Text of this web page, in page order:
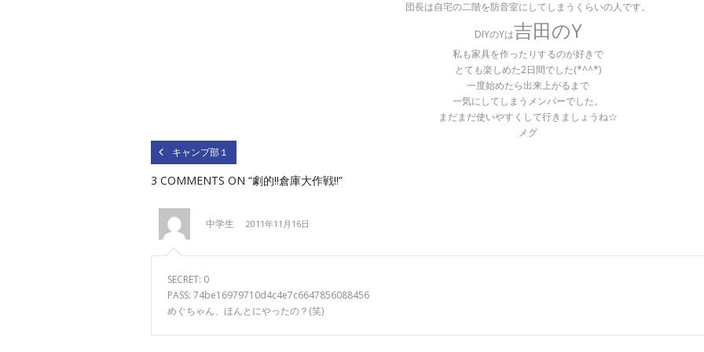
団長は自宅の二階を防音室にしてしまうくらいの人です。
DIYのYは吉田のY
私も家具を作ったりするのが好きで
とても楽しめた2日間でした(*^^*)
一度始めたら出来上がるまで
一気にしてしまうメンバーでした。
まだまだ使いやすくして行きましょうね☆
メグ
キャンプ部１
3 COMMENTS ON “劇的!!倉庫大作戦!!”
中学生 2011年11月16日
SECRET: 0
PASS: 74be16979710d4c4e7c6647856088456
めぐちゃん、ほんとにやったの？(笑)